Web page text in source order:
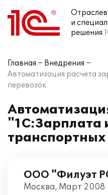
и
решения
Главная
Внедрения
Автоматизация расчета
перевозок
"1С:Зарплата
транспортных
ООО "Филуэт
Москва, Март 2008